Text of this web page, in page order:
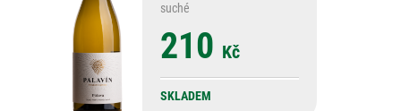
suché
210 Kč
SKLADEM